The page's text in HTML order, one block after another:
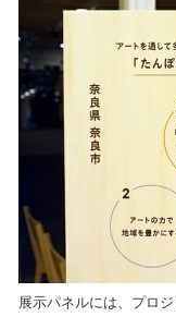
展示パネルには、プロ